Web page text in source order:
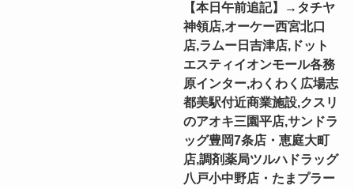
【本日午前追記】→タチヤ
神領店,オーケー西宮北口
店,ラムー日吉津店,ドット
エスティイオンモール各務
原インター,わくわく広場志
都美駅付近商業施設,クスリ
のアオキ三園平店,サンドラ
ッグ豊岡7条店・恵庭大町
店,調剤薬局ツルハドラッグ
八戸小中野店・たまプラー